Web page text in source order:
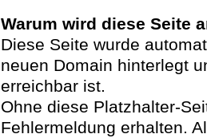
Warum wird diese Seite
Diese Seite wurde
neuen Domain hinterlegt
erreichbar ist.
Ohne diese Platzhalter-
Fehlermeldung erhalten.